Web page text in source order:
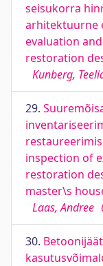
seisukorra
arhitektuurne
evaluation
restoration
Kunberg,
29.
inspection of
restoration
master\s
Laas, Andree
30.